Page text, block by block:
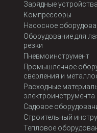
Зарядные устройства
Компрессоры
Насосное
Оборудование для
резки
Пневмоинструмент
Промышленное
сверления и
Расходные
электроинструмента
Садовое
Строительный
Тепловое